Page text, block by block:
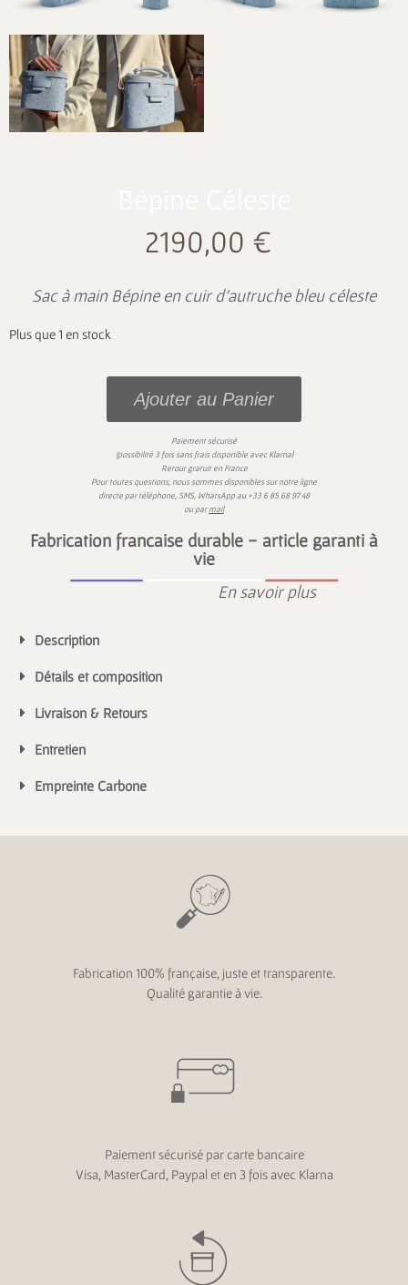
2190,00 €
Sac à main Bépine en cuir d’autruche bleu céleste
Plus que 1 en stock
Ajouter au Panier
Paiement sécurisé
(possibilité 3 fois sans frais disponible avecKlarna)
Retour gratuit en France
Pour toutes questions, nous sommes disponibles surnotre ligne
directe par téléphone, SMS, WhatsApp au+33 6 85 68 97 48
ou parmail
Fabrication française durable - article garanti à
vie
En savoir plus
Description
Détails et composition
Livraison & Retours
Entretien
Empreinte Carbone
Fabrication 100% française, juste et transparente.
Qualité garantie à vie.
Paiement sécurisé par carte bancaire
Visa, MasterCard, Paypal et en 3 fois avec Klarna